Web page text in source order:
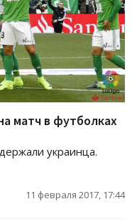
матч в футболках
украинца.
11 февраля 2017, 17:44